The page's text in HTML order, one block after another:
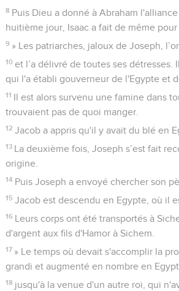
8 Puis Dieu a donné à Abraham
huitième jour, Isaac a fait de même
9 » Les patriarches, jaloux de Joseph,
10 et l’a délivré de toutes ses détresses.
qui l'a établi gouverneur de l'Egypte et
11 Il est alors survenu une famine dans
trouvaient pas de quoi manger.
12 Jacob a appris qu'il y avait du blé en
13 La deuxième fois, Joseph s’est fait
origine.
14 Puis Joseph a envoyé chercher son
15 Jacob est descendu en Egypte, où il
16 Leurs corps ont été transportés à
d'argent aux fils d'Hamor à Sichem.
17 » Le temps où devait s'accomplir la
grandi et augmenté en nombre en
18 jusqu'à la venue d'un autre roi, qui